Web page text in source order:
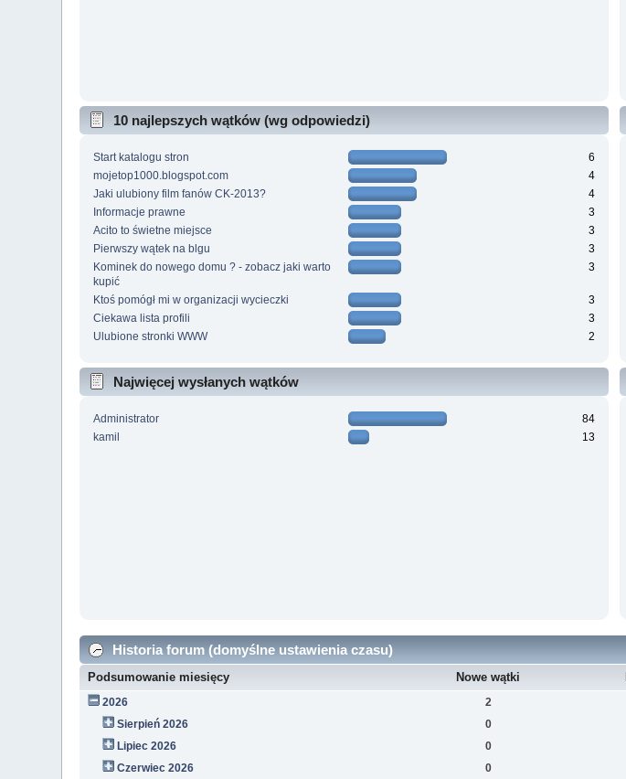
10 najlepszych wątków (wg odpowiedzi)
Start katalogu stron
6
mojetop1000.blogspot.com
4
Jaki ulubiony film fanów CK-2013?
4
Informacje prawne
3
Acito to świetne miejsce
3
Pierwszy wątek na blgu
3
Kominek do nowego domu ? - zobacz jaki warto
kupić
3
Ktoś pomógł mi w organizacji wycieczki
3
Ciekawa lista profili
3
Ulubione stronki WWW
2
Najwięcej wysłanych wątków
Administrator
84
kamil
13
Historia forum (domyślne ustawienia czasu)
Podsumowanie miesięcy Nowe wątki
2026 2
Sierpień 2026
0
Lipiec 2026
0
Czerwiec 2026
0